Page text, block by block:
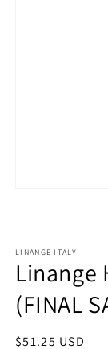
una
ventana
modal
LINANGE ITALY
Linange
(FINAL
Precio
$51.25 USD